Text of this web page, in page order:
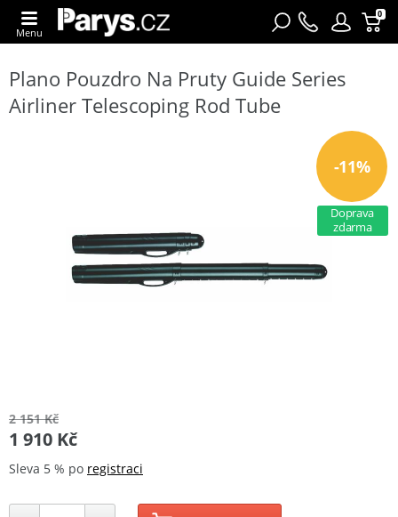
0
Menu
Plano Pouzdro Na Pruty Guide Series
Airliner Telescoping Rod Tube
-11%
Doprava
zdarma
2 151 Kč
1 910 Kč
Sleva 5 % po registraci